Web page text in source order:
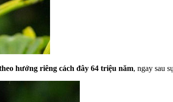
hướng riêng cách đây 64 triệu năm, ngay sau